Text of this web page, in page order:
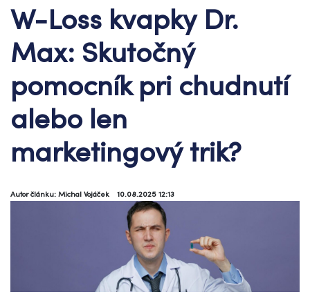
W-Loss kvapky Dr.
Max: Skutočný
pomocník pri chudnutí
alebo len
marketingový trik?
Autor článku: Michal Vojáček 10.08.2025 12:13